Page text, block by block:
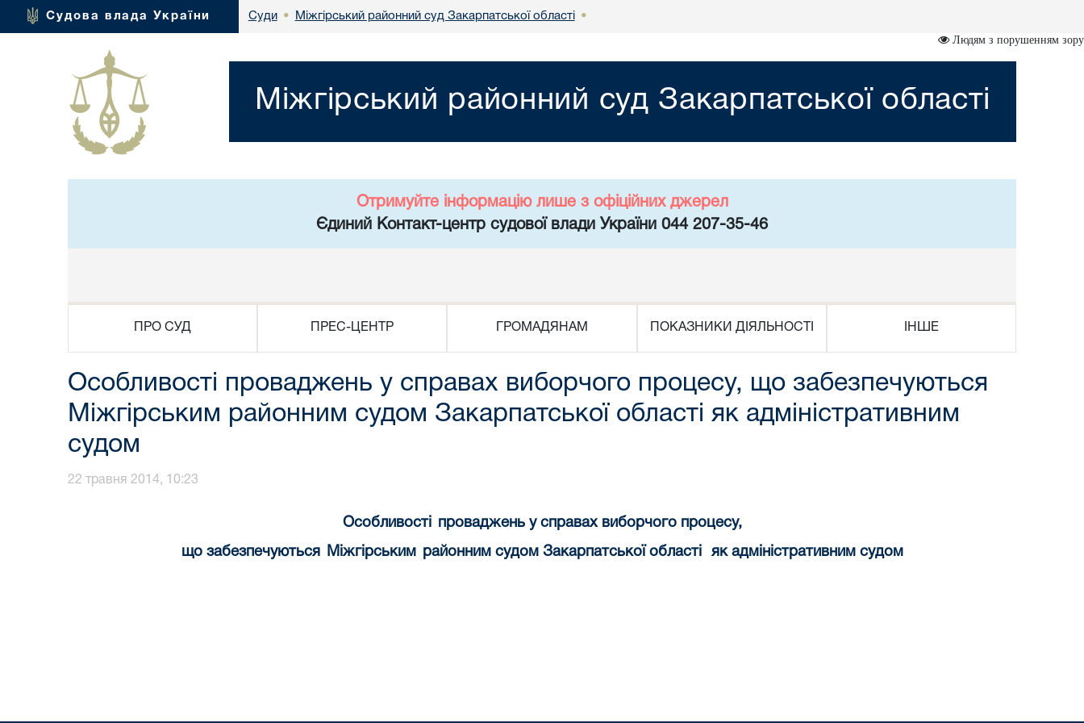
Судова влада України Суди • Міжгірський районний суд Закарпатської області •
Людям з порушенням зору
Міжгірський районний суд Закарпатської області
Отримуйте інформацію лише з офіційних джерел
Єдиний Контакт-центр судової влади України 044 207-35-46
ПРО СУД ПРЕС-ЦЕНТР ГРОМАДЯНАМ ПОКАЗНИКИ ДІЯЛЬНОСТІ ІНШЕ
Особливості проваджень у справах виборчого процесу, що забезпечуються
Міжгірським районним судом Закарпатської області як адміністративним
судом
22 травня 2014, 10:23
Особливості проваджень у справах виборчого процесу,
що забезпечуються Міжгірським районним судом Закарпатської області як адміністративним судом